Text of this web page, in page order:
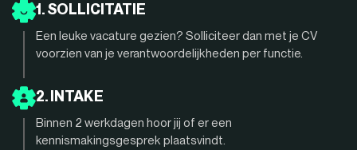
1. SOLLICITATIE
Een leuke vacature gezien? Solliciteer dan met je CV
voorzien van je verantwoordelijkheden per functie.
2. INTAKE
Binnen 2 werkdagen hoor jij of er een
kennismakingsgesprek plaatsvindt.